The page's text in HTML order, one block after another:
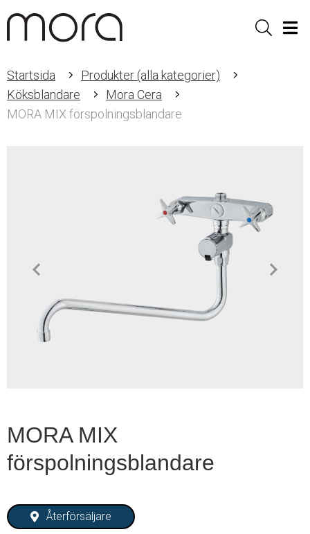
Sök
Startsida
Produkter (alla kategorier)
Köksblandare
Mora Cera
MORA MIX förspolningsblandare
MORA MIX
förspolningsblandare
Återförsäljare